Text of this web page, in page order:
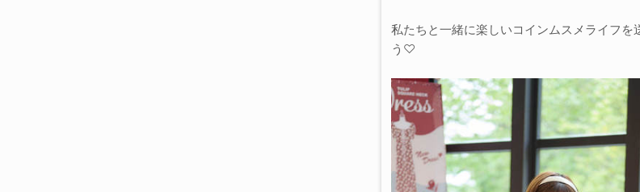
私たちと一緒に楽しいコインムスメライフを
う♡